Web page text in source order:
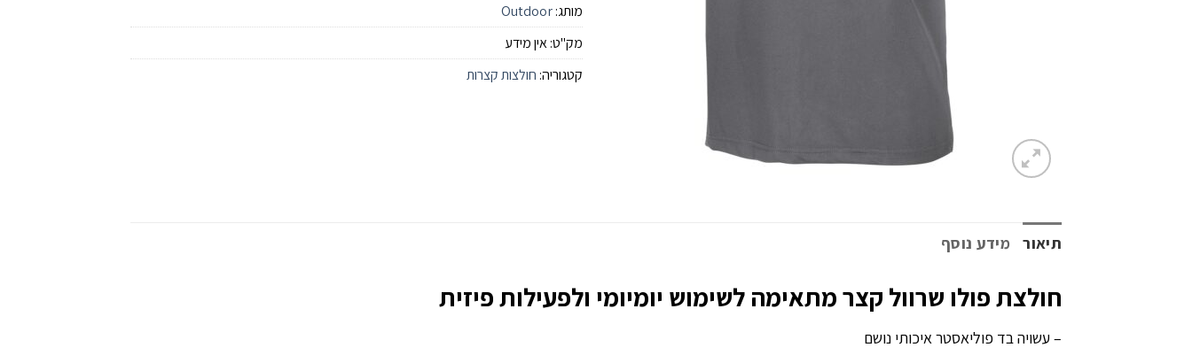
מותג:Outdoor
מק"ט:אין מידע
קטגוריה: חולצות קצרות
תיאור מידע נוסף
חולצת פולו שרוול קצר מתאימה לשימוש יומיומי ולפעילות פיזית
– עשויה בד פוליאסטר איכותי נושם